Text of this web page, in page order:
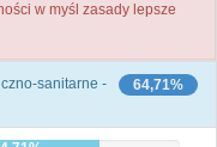
w myśl zasady lepsze
64,71%
sanitarne -